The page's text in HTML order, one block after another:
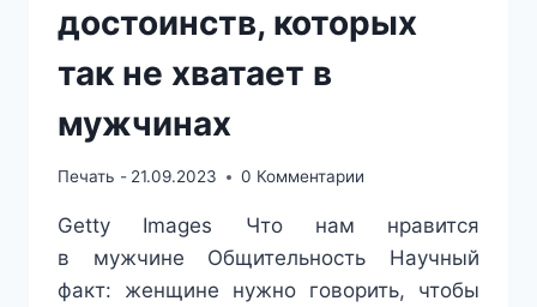
достоинств, которых
так не хватает в
мужчинах
Печать - 21.09.2023 0 Комментарии
Getty Images Что нам нравится
в мужчине Общительность Научный
факт: женщине нужно говорить, чтобы